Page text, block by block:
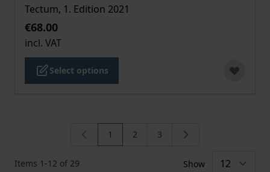
Tectum, 1. Edition 2021
€68.00
incl. VAT
Select options
Items 1 -12 of 29
You're currently reading page
1 Page
2 Page
3
Show